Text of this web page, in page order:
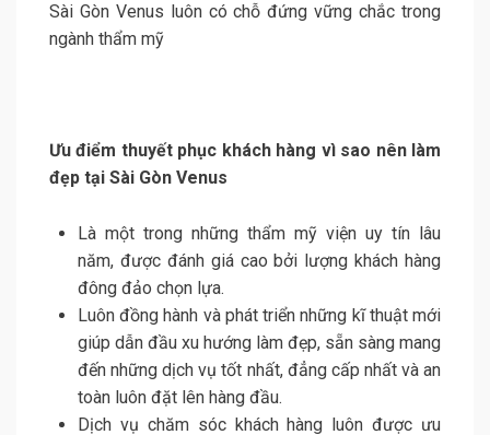
Sài Gòn Venus luôn có chỗ đứng vững chắc trong
ngành thẩm mỹ
Ưu điểm thuyết phục khách hàng vì sao nên làm
đẹp tại Sài Gòn Venus
Là một trong những thẩm mỹ viện uy tín lâu
năm, được đánh giá cao bởi lượng khách hàng
đông đảo chọn lựa.
Luôn đồng hành và phát triển những kĩ thuật mới
giúp dẫn đầu xu hướng làm đẹp, sẵn sàng mang
đến những dịch vụ tốt nhất, đẳng cấp nhất và an
toàn luôn đặt lên hàng đầu.
Dịch vụ chăm sóc khách hàng luôn được ưu